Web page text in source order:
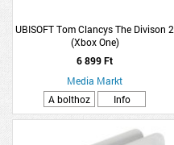
UBISOFT Tom Clancys The Divison 2
(Xbox One)
6 899 Ft
Media Markt
A bolthoz
Info